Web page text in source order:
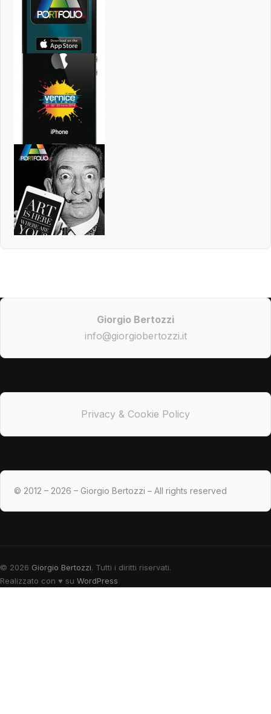
Giorgio Bertozzi
info@giorgiobertozzi.it
Privacy & Cookie Policy
© 2012 – 2026 – Giorgio Bertozzi – All rights reserved
© 2026 Giorgio Bertozzi. Tutti i diritti riservati.
Realizzato con ♥ su WordPress